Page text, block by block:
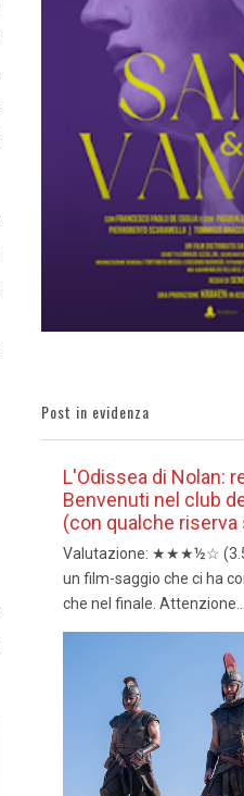
Post in evidenza
L'Odissea di Nolan:
Benvenuti nel club
(con qualche riserva
Valutazione: ★★★½☆ (3.5
un film-saggio che ci ha
che nel finale. Attenzione...